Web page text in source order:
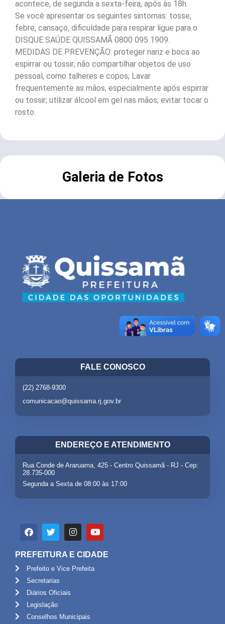
acontece, de segunda a sexta-feira, após às 18h.
Se você apresentar os seguintes sintomas: tosse,
febre, cansaço, dificuldade para respirar ligue para o
DISQUE SAÚDE QUISSAMÃ 0800 095 1909.
MEDIDAS DE PREVENÇÃO: proteger nariz e boca ao
espirrar ou tossir; não compartilhar objetos de uso
pessoal, como talheres e copos; Lavar
frequentemente as mãos, especialmente após espirrar
ou tossir; utilizar álcool em gel nas mãos; evitar tocar o
rosto.
Galeria de Fotos
FALE CONOSCO
(22) 2768-9300
comunicacao@quissama.rj.gov.br
ENDEREÇO E ATENDIMENTO
Rua Conde de Araruama, 425 - Centro Quissamã - RJ - Cep:
28.735-000
Segunda a Sexta de 08:00 às 17:00
PREFEITURA E CIDADE
Prefeito e Vice Prefeita
Secretarias
Diários Oficiais
Legislação
Conselhos Municipais